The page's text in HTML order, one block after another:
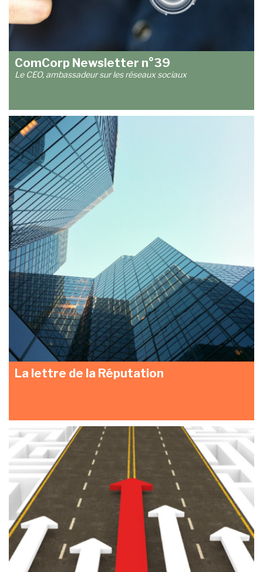
ComCorp Newsletter n°39
Le CEO, ambassadeur sur les réseaux sociaux
La lettre de la Réputation